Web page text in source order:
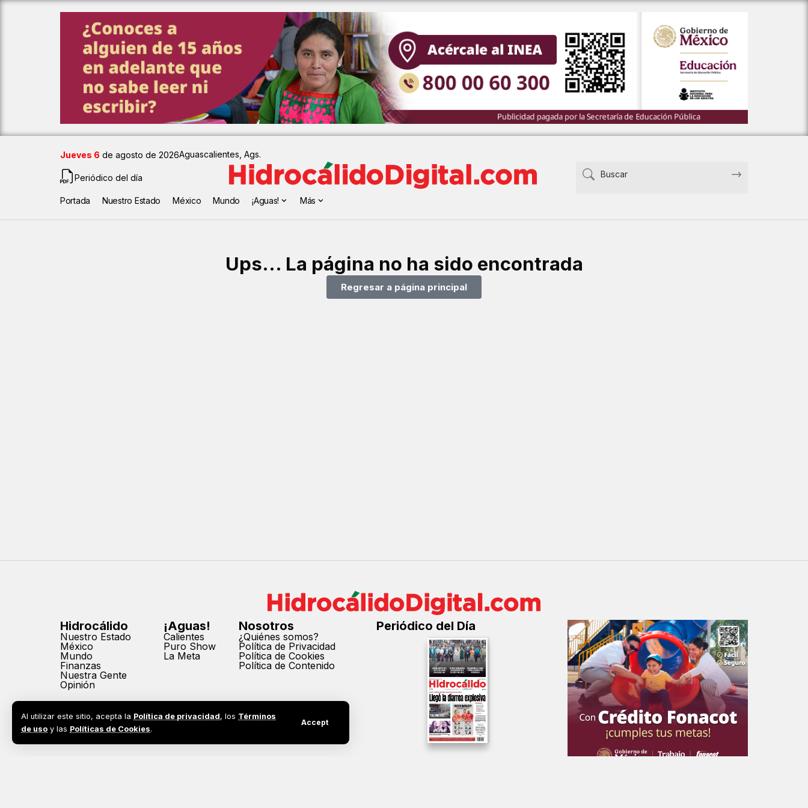
Al utilizar este sitio, acepta la Política de privacidad, los Términos
de uso y las Políticas de Cookies.
Accept
Jueves 6 de agosto de 2026Aguascalientes, Ags.
Periódico del día
Portada Nuestro Estado México Mundo ¡Aguas! Más
Ups... La página no ha sido encontrada
Regresar a página principal
Hidrocálido
Nuestro Estado
México
Mundo
Finanzas
Nuestra Gente
Opinión
¡Aguas!
Calientes
Puro Show
La Meta
Nosotros
¿Quiénes somos?
Política de Privacidad
Política de Cookies
Política de Contenido
Periódico del Día